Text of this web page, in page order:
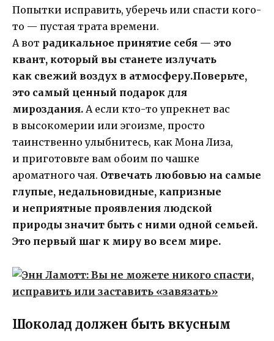
Попытки исправить, уберечь или спасти кого-
то — пустая трата времени.
А вот радикальное принятие себя — это
квант, который вы станете излучать
как свежий воздух в атмосферу.Поверьте,
это самый ценный подарок для
мироздания. А если кто-то упрекнет вас
в высокомерии или эгоизме, просто
таинственно улыбнитесь, как Мона Лиза,
и приготовьте вам обоим по чашке
ароматного чая. Отвечать любовью на самые
глупые, недальновидные, капризные
и неприятные проявления людской
природы значит быть с ними одной семьей.
Это первый шаг к миру во всем мире.
Шоколад должен быть вкусным